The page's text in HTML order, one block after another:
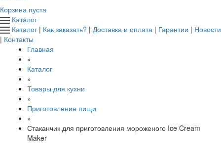
Корзина пуста
Каталог
Каталог | Как заказать? | Доставка и оплата | Гарантии | Новости
| Контакты
Главная
»
Каталог
»
Товары для кухни
»
Приготовление пищи
»
Стаканчик для приготовления мороженого Ice Cream
Maker